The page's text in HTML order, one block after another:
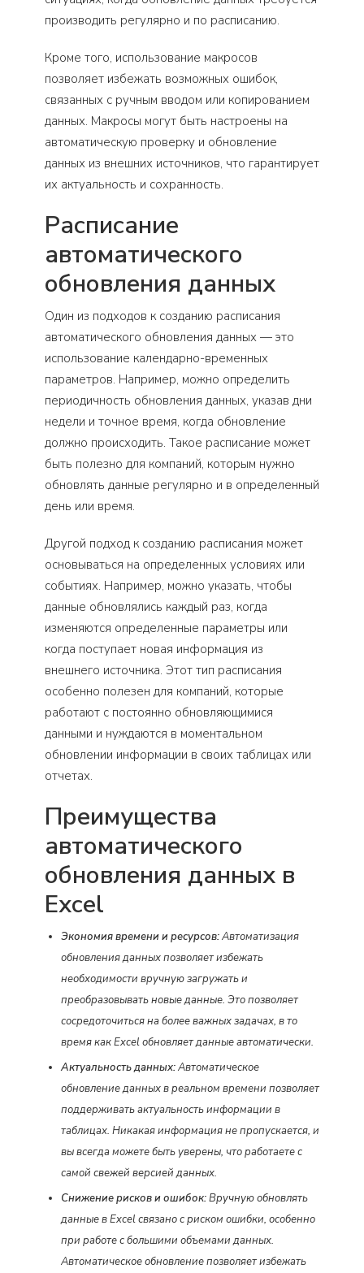
производить регулярно и по расписанию.
Кроме того, использование макросов
позволяет избежать возможных ошибок,
связанных с ручным вводом или копированием
данных. Макросы могут быть настроены на
автоматическую проверку и обновление
данных из внешних источников, что гарантирует
их актуальность и сохранность.
Расписание
автоматического
обновления данных
Один из подходов к созданию расписания
автоматического обновления данных — это
использование календарно-временных
параметров. Например, можно определить
периодичность обновления данных, указав дни
недели и точное время, когда обновление
должно происходить. Такое расписание может
быть полезно для компаний, которым нужно
обновлять данные регулярно и в определенный
день или время.
Другой подход к созданию расписания может
основываться на определенных условиях или
событиях. Например, можно указать, чтобы
данные обновлялись каждый раз, когда
изменяются определенные параметры или
когда поступает новая информация из
внешнего источника. Этот тип расписания
особенно полезен для компаний, которые
работают с постоянно обновляющимися
данными и нуждаются в моментальном
обновлении информации в своих таблицах или
отчетах.
Преимущества
автоматического
обновления данных в
Excel
Экономия времени и ресурсов:Автоматизация
обновления данных позволяет избежать
необходимости вручную загружать и
преобразовывать новые данные. Это позволяет
сосредоточиться на более важных задачах, в то
время как Excel обновляет данные автоматически.
Актуальность данных:Автоматическое
обновление данных в реальном времени позволяет
поддерживать актуальность информации в
таблицах. Никакая информация не пропускается, и
вы всегда можете быть уверены, что работаете с
самой свежей версией данных.
Снижение рисков и ошибок:Вручную обновлять
данные в Excel связано с риском ошибки, особенно
при работе с большими объемами данных.
Автоматическое обновление позволяет избежать